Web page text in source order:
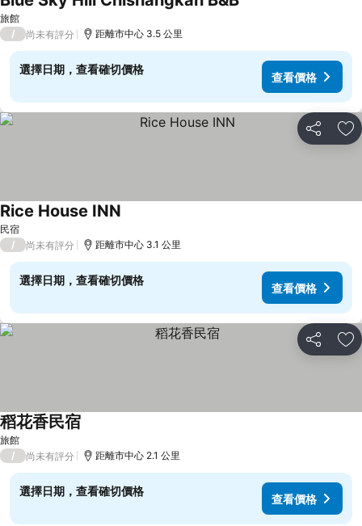
旅館
查看價格
/ 尚未有評分 距離市中心 3.5 公里
選擇日期，查看確切價格
查看價格
分享 加
民宿
Rice House INN
/ 尚未有評分 距離市中心 3.1 公里
選擇日期，查看確切價格
查看價格
分享 加
旅館
稻花香民宿
/ 尚未有評分 距離市中心 2.1 公里
選擇日期，查看確切價格
查看價格